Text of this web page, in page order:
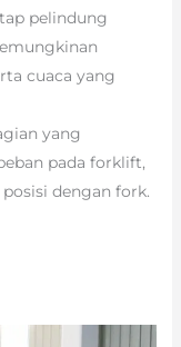
pelindung
cuaca yang
yang
pada forklift,
dengan fork.